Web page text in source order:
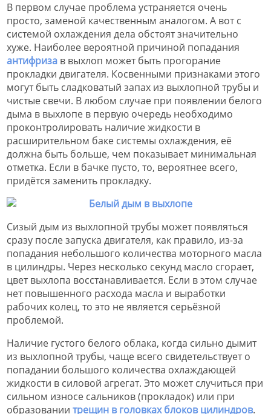
В первом случае проблема устраняется очень
просто, заменой качественным аналогом. А вот с
системой охлаждения дела обстоят значительно
хуже. Наиболее вероятной причиной попадания
антифриза в выхлоп может быть прогорание
прокладки двигателя. Косвенными признаками этого
могут быть сладковатый запах из выхлопной трубы и
чистые свечи. В любом случае при появлении белого
дыма в выхлопе в первую очередь необходимо
проконтролировать наличие жидкости в
расширительном баке системы охлаждения, её
должна быть больше, чем показывает минимальная
отметка. Если в бачке пусто, то, вероятнее всего,
придётся заменить прокладку.
Сизый дым из выхлопной трубы может появляться
сразу после запуска двигателя, как правило, из-за
попадания небольшого количества моторного масла
в цилиндры. Через несколько секунд масло сгорает,
цвет выхлопа восстанавливается. Если в этом случае
нет повышенного расхода масла и выработки
рабочих колец, то это не является серьёзной
проблемой.
Наличие густого белого облака, когда сильно дымит
из выхлопной трубы, чаще всего свидетельствует о
попадании большого количества охлаждающей
жидкости в силовой агрегат. Это может случиться при
сильном износе сальников (прокладок) или при
образовании трещин в головках блоков цилиндров.